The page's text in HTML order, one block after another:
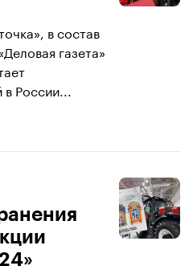
в состав
газета»
России...